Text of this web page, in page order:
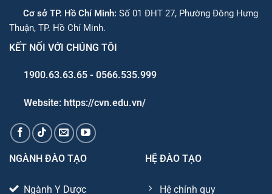
Cơ sở TP. Hồ Chí Minh: Số 01 ĐHT 27, Phường Đông Hưng
Thuận, TP. Hồ Chí Minh.
KẾT NỐI VỚI CHÚNG TÔI
1900.63.63.65 - 0566.535.999
Website: https://cvn.edu.vn/
NGÀNH ĐÀO TẠO
Ngành Y Dược
HỆ ĐÀO TẠO
Hệ chính quy